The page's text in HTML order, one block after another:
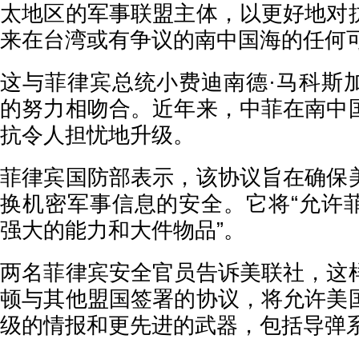
太地区的军事联盟主体，以更好地对
来在台湾或有争议的南中国海的任何
这与菲律宾总统小费迪南德·马科斯
的努力相吻合。近年来，中菲在南中
抗令人担忧地升级。
菲律宾国防部表示，该协议旨在确保
换机密军事信息的安全。它将“允许
强大的能力和大件物品”。
两名菲律宾安全官员告诉美联社，这
顿与其他盟国签署的协议，将允许美
级的情报和更先进的武器，包括导弹